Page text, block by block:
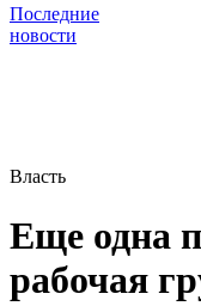
Последние
новости
Власть
Еще одна
рабочая